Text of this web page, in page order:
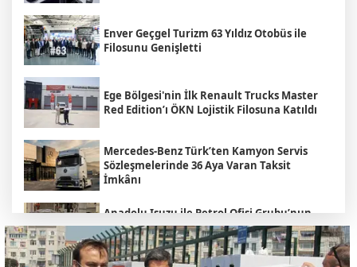
Enver Geçgel Turizm 63 Yıldız Otobüs ile
Filosunu Genişletti
Ege Bölgesi'nin İlk Renault Trucks Master
Red Edition’ı ÖKN Lojistik Filosuna Katıldı
Mercedes-Benz Türk’ten Kamyon Servis
Sözleşmelerinde 36 Aya Varan Taksit
İmkânı
Anadolu Isuzu ile Petrol Ofisi Grubu’nun
Stratejik İş Birliği Üçüncü Yılında
Güçlenerek Devam Ediyor